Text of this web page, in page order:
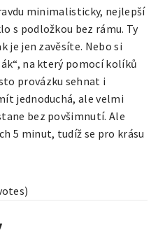
minimalisticky, nejlepší
s podložkou bez rámu. Ty
je jen zavěsíte. Nebo si
na který pomocí kolíků
provázku sehnat i
jednoduchá, ale velmi
bez povšimnutí. Ale
5 minut, tudíž se pro krásu